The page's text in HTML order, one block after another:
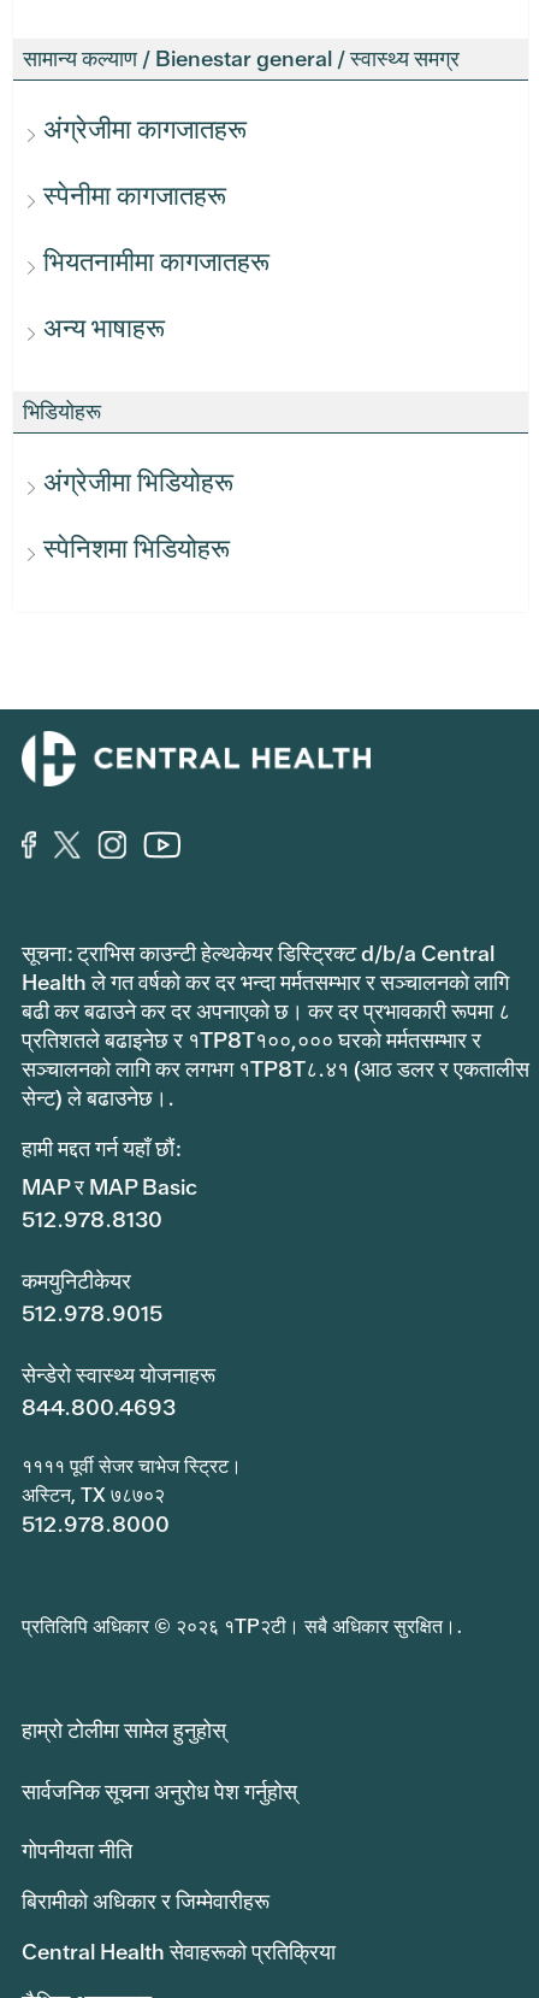
सामान्य कल्याण / Bienestar general / स्वास्थ्य समग्र
अंग्रेजीमा कागजातहरू
स्पेनीमा कागजातहरू
भियतनामीमा कागजातहरू
अन्य भाषाहरू
भिडियोहरू
अंग्रेजीमा भिडियोहरू
स्पेनिशमा भिडियोहरू
सूचना: ट्राभिस काउन्टी हेल्थकेयर डिस्ट्रिक्ट d/b/a Central
Health ले गत वर्षको कर दर भन्दा मर्मतसम्भार र सञ्चालनको लागि
बढी कर बढाउने कर दर अपनाएको छ। कर दर प्रभावकारी रूपमा ८
प्रतिशतले बढाइनेछ र १TP8T१००,००० घरको मर्मतसम्भार र
सञ्चालनको लागि कर लगभग १TP8T८.४१ (आठ डलर र एकतालीस
सेन्ट) ले बढाउनेछ।.
हामी मद्दत गर्न यहाँ छौं:
MAP र MAP Basic
512.978.8130
कमयुनिटीकेयर
512.978.9015
सेन्डेरो स्वास्थ्य योजनाहरू
844.800.4693
११११ पूर्वी सेजर चाभेज स्ट्रिट।
अस्टिन, TX ७८७०२
512.978.8000
प्रतिलिपि अधिकार © २०२६ १TP२टी। सबै अधिकार सुरक्षित।.
हाम्रो टोलीमा सामेल हुनुहोस्
सार्वजनिक सूचना अनुरोध पेश गर्नुहोस्
गोपनीयता नीति
बिरामीको अधिकार र जिम्मेवारीहरू
Central Health सेवाहरूको प्रतिक्रिया